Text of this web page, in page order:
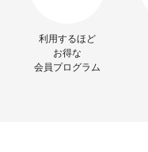
利用するほど
お得な
会員プログラム